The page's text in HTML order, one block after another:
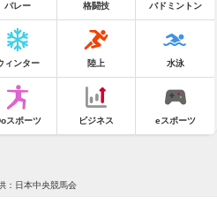
バレー 格闘技 バドミントン
ィンター 陸上 水泳
スポーツ ビジネス eスポーツ
：日本中央競馬会